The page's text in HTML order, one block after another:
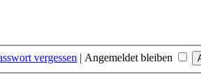
vergessen | Angemeldet bleiben